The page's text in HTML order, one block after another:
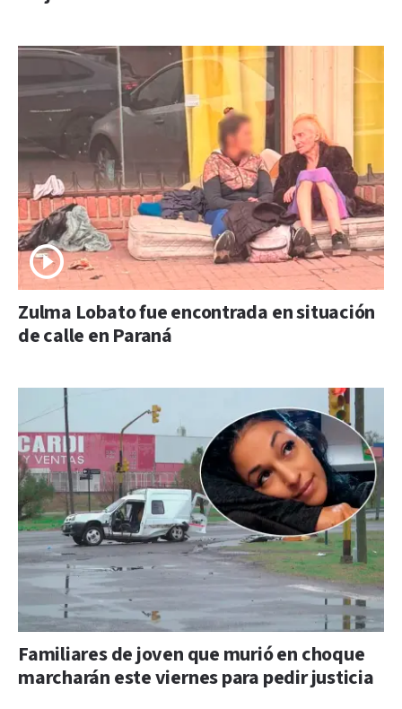
Zulma Lobato fue encontrada en situación
de calle en Paraná
Familiares de joven que murió en choque
marcharán este viernes para pedir justicia